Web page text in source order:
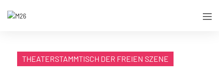
THEATERSTAMMTISCH DER FREIEN SZENE